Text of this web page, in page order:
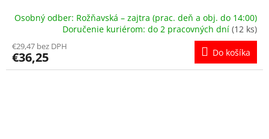
Osobný odber: Rožňavská – zajtra (prac. deň a obj. do 14:00)
Doručenie kuriérom: do 2 pracovných dní (12 ks)
€29,47 bez DPH
€36,25 Do košíka